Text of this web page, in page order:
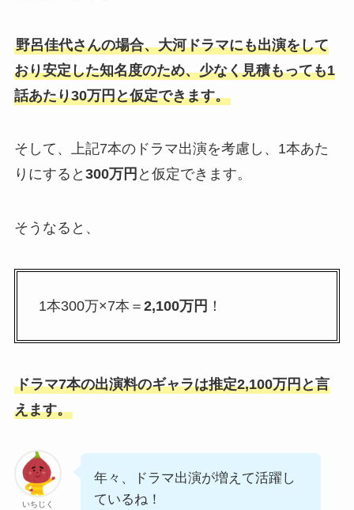
野呂佳代さんの場合、大河ドラマにも出演をして
おり安定した知名度のため、少なく見積もっても1
話あたり30万円と仮定できます。
そして、上記7本のドラマ出演を考慮し、1本あた
りにすると 300万円 と仮定できます。
そうなると、
1本300万×7本＝ 2,100万円 ！
ドラマ7本の出演料のギャラは推定2,100万円と言
えます。
いちじく
年々、ドラマ出演が増えて活躍し
ているね！